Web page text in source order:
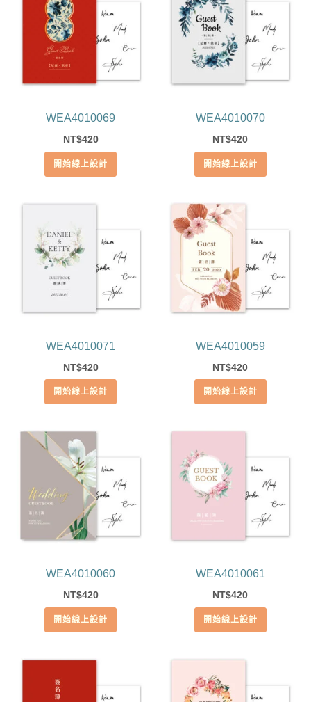
WEA4010069
NT$420
開始線上設計
WEA4010070
NT$420
開始線上設計
WEA4010071
NT$420
開始線上設計
WEA4010059
NT$420
開始線上設計
WEA4010060
NT$420
開始線上設計
WEA4010061
NT$420
開始線上設計